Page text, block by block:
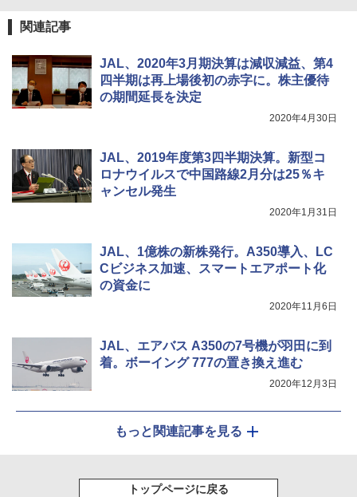
解く (講談社現代新書)
￥1,540
ュ(BC仕様) PATC-150B(EB)
￥9,990
広げるだけ パッとサッとテント キューブワ
イドプラス ブラックコーティング フルクロ
ーズ メッシュ 5人用 簡単設置 ポップアップ
テント PATCW-200B エクルベージュ
送
￥3,680
通気窓付き】収納袋付き UVカット 防水 防災
コンパクト iimono117 (ブルー)
￥3,080
関連記事
JAL、2020年3月期決算は減収減益、第4
四半期は再上場後初の赤字に。株主優待
の期間延長を決定
2020年4月30日
JAL、2019年度第3四半期決算。新型コ
ロナウイルスで中国路線2月分は25％キ
ャンセル発生
2020年1月31日
JAL、1億株の新株発行。A350導入、LC
Cビジネス加速、スマートエアポート化
の資金に
2020年11月6日
JAL、エアバス A350の7号機が羽田に到
着。ボーイング 777の置き換え進む
2020年12月3日
もっと関連記事を見る
トップページに戻る